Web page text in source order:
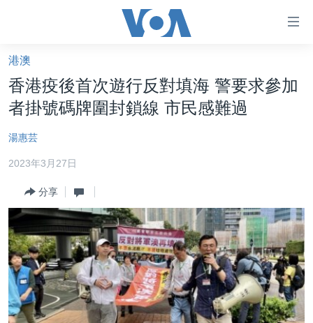
礙
鏈
接
轉
內
到
導
航
跳
轉
到
美國大選2024
海外港人
新聞自由
揭謊頻道
美國
中國
港澳
香港疫後首次遊行反對填海 警要求參加
者掛號碼牌圍封鎖線 市民感難過
湯惠芸
2023年3月27日
分享